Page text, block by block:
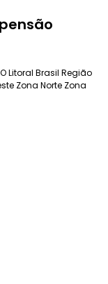
Litoral Brasil Região
Zona Norte Zona